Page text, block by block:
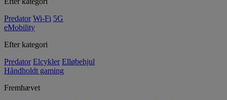
Predator Wi-Fi 5G
eMobility
Efter kategori
Predator Elcykler Elløbehjul
Håndholdt gaming
Fremhævet